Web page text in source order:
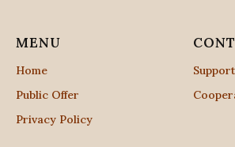
MENU
Home
Public Offer
Privacy Policy
Support